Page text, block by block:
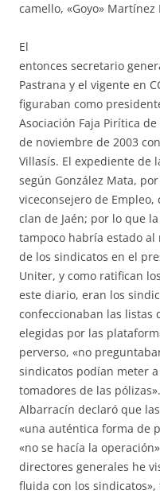
camello, «Goyo» Martínez
El
entonces secretario
Pastrana y el vigente en
figuraban como
Asociación Faja Pirítica
de noviembre de 2003
Villasís. El expediente de
según González Mata,
viceconsejero de Empleo,
clan de Jaén; por lo que
tampoco habría estado
de los sindicatos en el
Uniter, y como ratifican
este diario, eran los
confeccionaban las listas
elegidas por las
perverso, «no
sindicatos podían meter
tomadores de las
Albarracín declaró que
«una auténtica forma de
«no se hacía la
directores generales he
fluida con los